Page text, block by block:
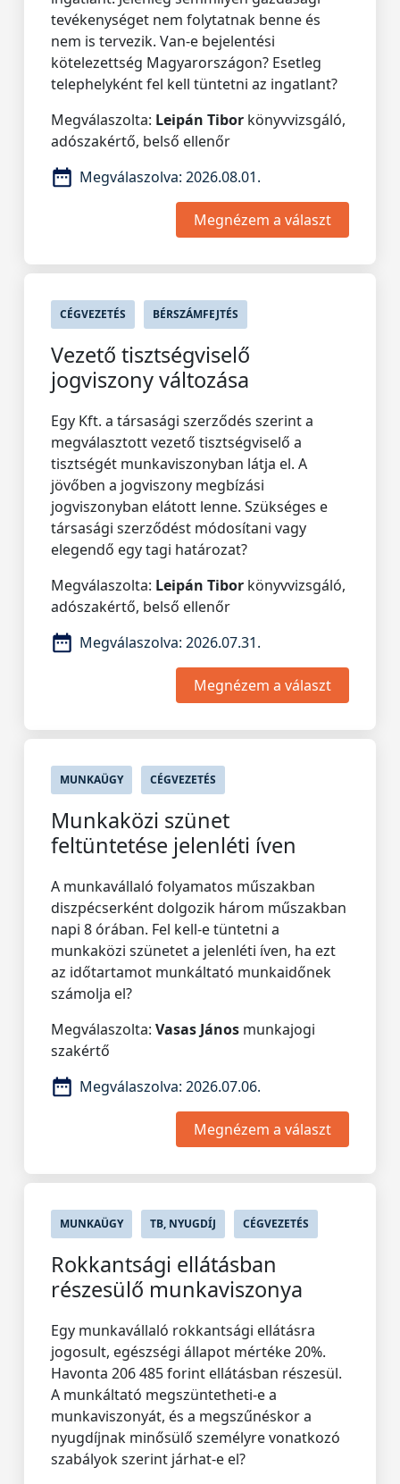
tevékenységet nem folytatnak benne és
nem is tervezik. Van-e bejelentési
kötelezettség Magyarországon? Esetleg
telephelyként fel kell tüntetni az ingatlant?
Megválaszolta: Leipán Tibor könyvvizsgáló,
adószakértő, belső ellenőr
Megválaszolva: 2026.08.01.
Megnézem a választ
CÉGVEZETÉS BÉRSZÁMFEJTÉS
Vezető tisztségviselő
jogviszony változása
Egy Kft. a társasági szerződés szerint a
megválasztott vezető tisztségviselő a
tisztségét munkaviszonyban látja el. A
jövőben a jogviszony megbízási
jogviszonyban elátott lenne. Szükséges e
társasági szerződést módosítani vagy
elegendő egy tagi határozat?
Megválaszolta: Leipán Tibor könyvvizsgáló,
adószakértő, belső ellenőr
Megválaszolva: 2026.07.31.
Megnézem a választ
MUNKAÜGY CÉGVEZETÉS
Munkaközi szünet
feltüntetése jelenléti íven
A munkavállaló folyamatos műszakban
diszpécserként dolgozik három műszakban
napi 8 órában. Fel kell-e tüntetni a
munkaközi szünetet a jelenléti íven, ha ezt
az időtartamot munkáltató munkaidőnek
számolja el?
Megválaszolta: Vasas János munkajogi
szakértő
Megválaszolva: 2026.07.06.
Megnézem a választ
MUNKAÜGY TB, NYUGDÍJ CÉGVEZETÉS
Rokkantsági ellátásban
részesülő munkaviszonya
Egy munkavállaló rokkantsági ellátásra
jogosult, egészségi állapot mértéke 20%.
Havonta 206 485 forint ellátásban részesül.
A munkáltató megszüntetheti-e a
munkaviszonyát, és a megszűnéskor a
nyugdíjnak minősülő személyre vonatkozó
szabályok szerint járhat-e el?